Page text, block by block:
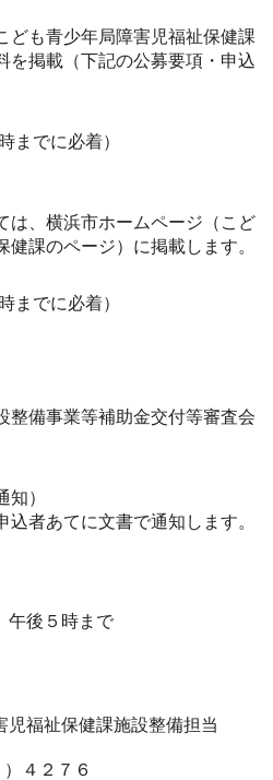
ども青少年局障害児福祉保健課
を掲載（下記の公募要項・申込
までに必着）
は、横浜市ホームページ（こど
健課のページ）に掲載します。
までに必着）
整備事業等補助金交付等審査会
）
者あてに文書で通知します。
後５時まで
児福祉保健課施設整備担当
４２７６